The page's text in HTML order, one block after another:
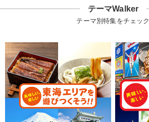
テーマWalker
テーマ別特集をチェック